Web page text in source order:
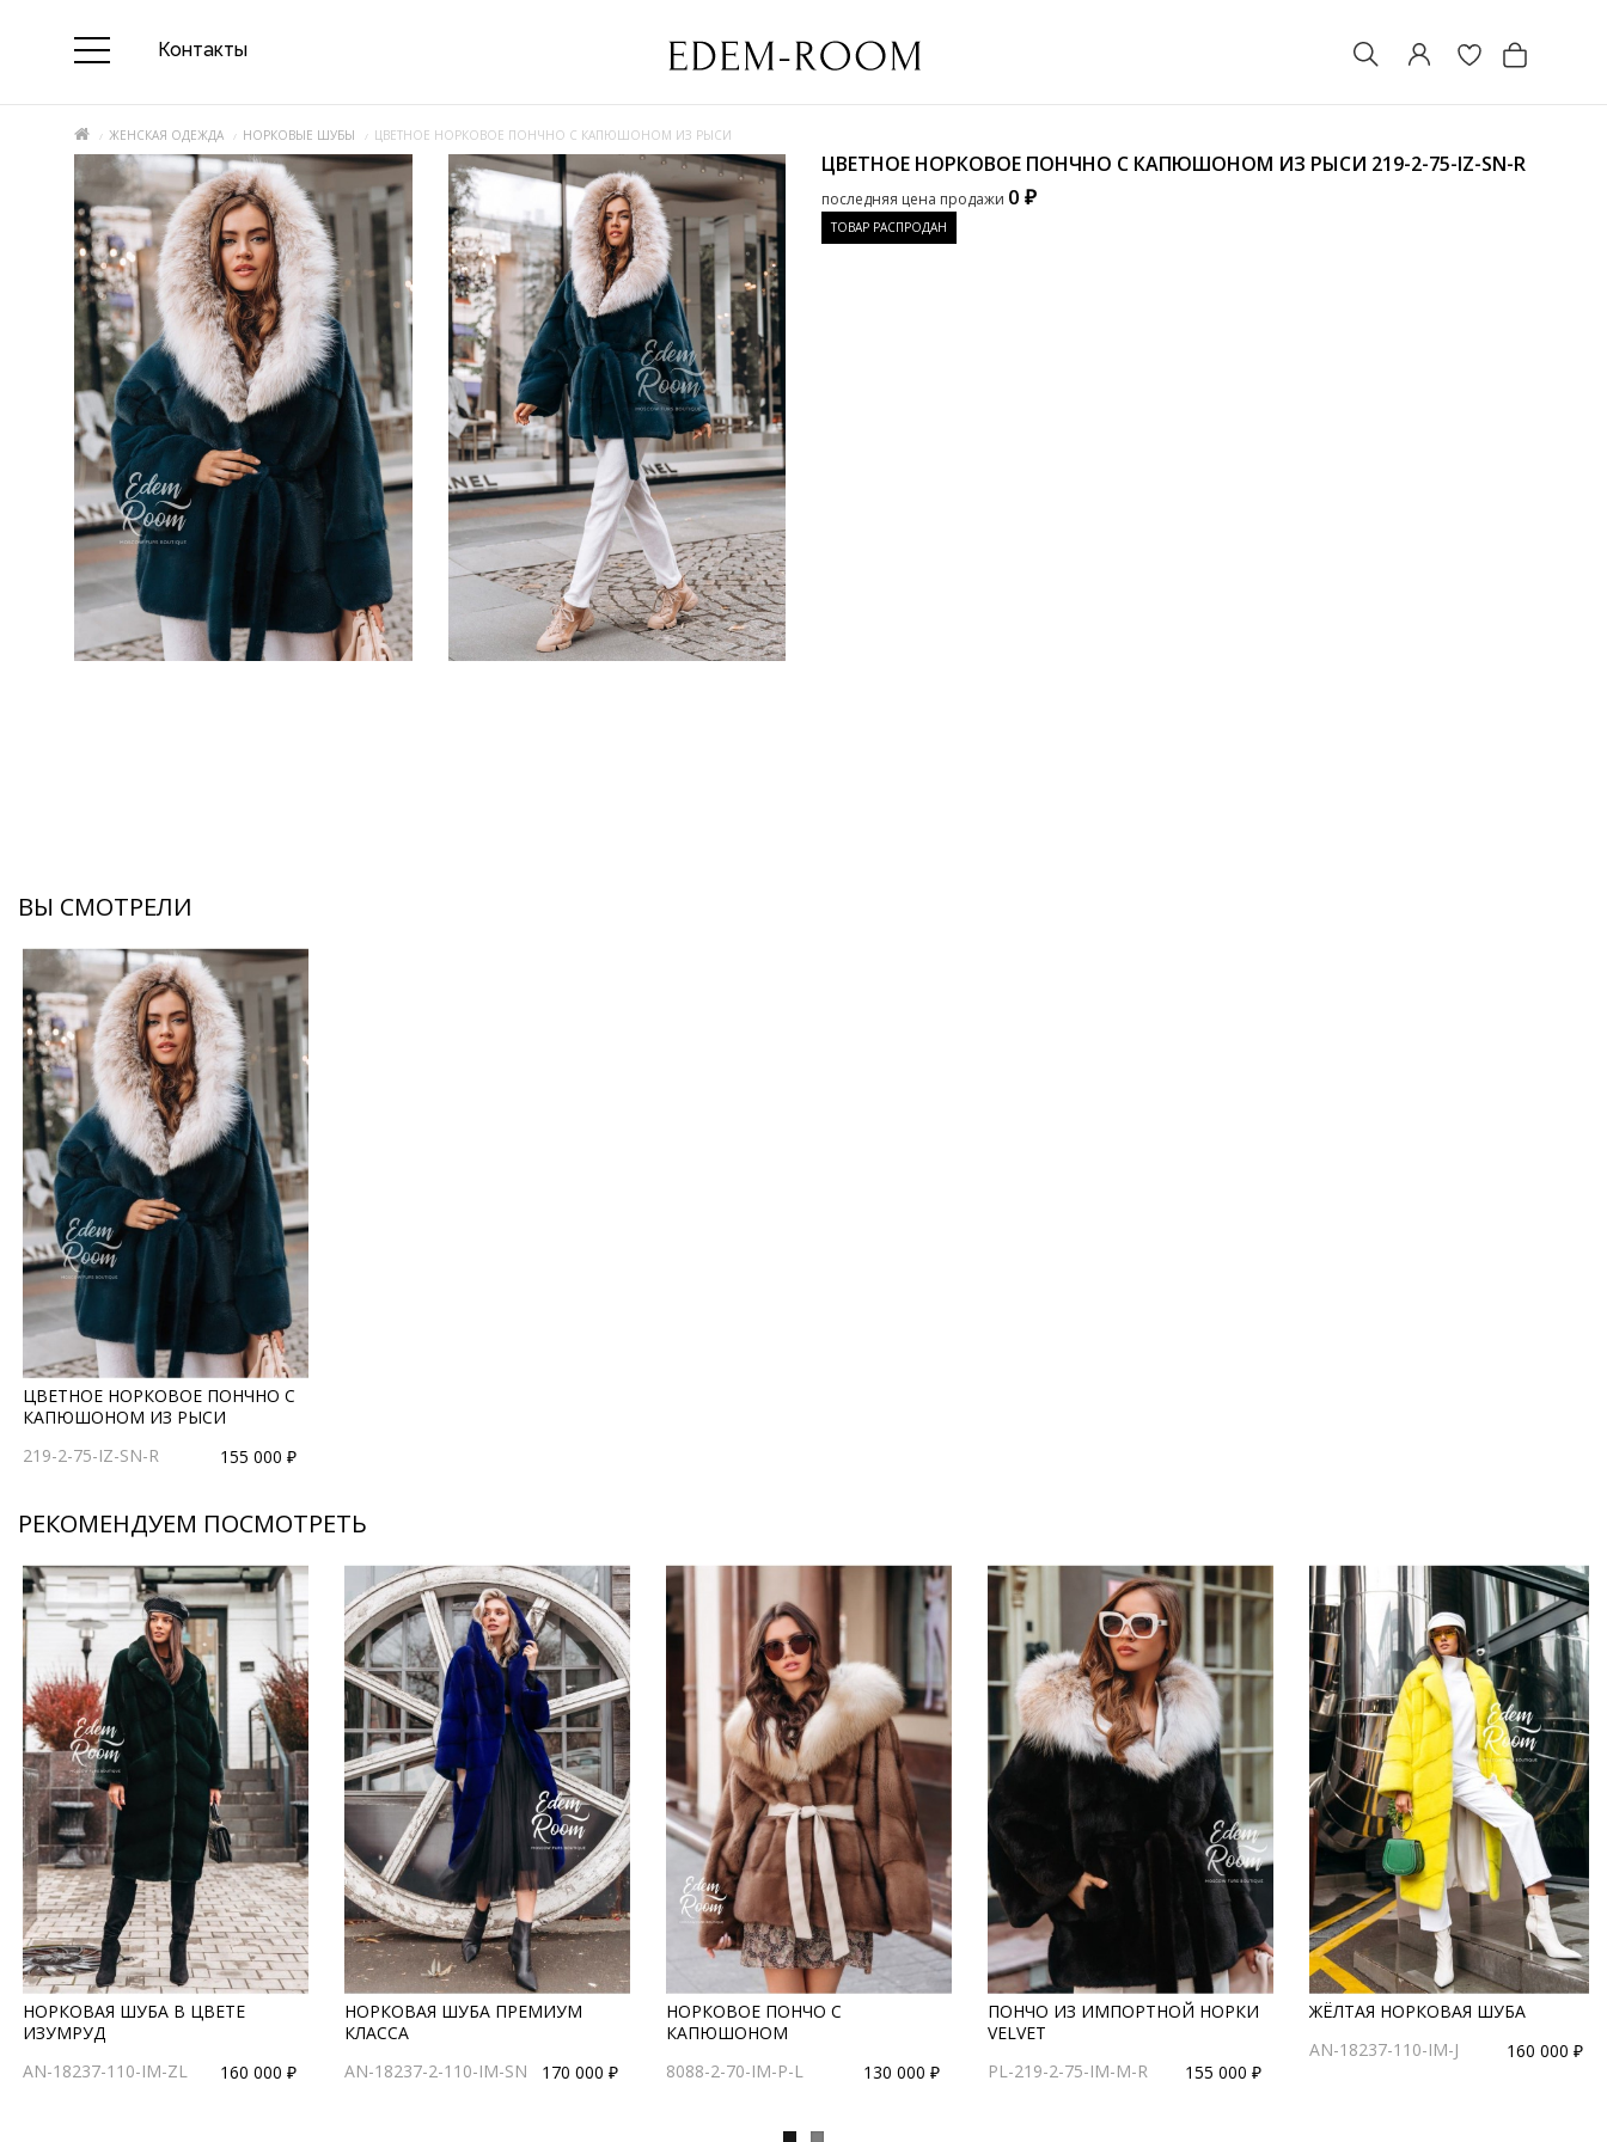
Контакты
ЖЕНСКАЯ ОДЕЖДА НОРКОВЫЕ ШУБЫ ЦВЕТНОЕ НОРКОВОЕ ПОНЧНО С КАПЮШОНОМ ИЗ РЫСИ
ЦВЕТНОЕ НОРКОВОЕ ПОНЧНО С КАПЮШОНОМ ИЗ РЫСИ 219-2-75-IZ-SN-R
последняя цена продажи 0 ₽
ТОВАР РАСПРОДАН
ВЫ СМОТРЕЛИ
ЦВЕТНОЕ НОРКОВОЕ ПОНЧНО С
КАПЮШОНОМ ИЗ РЫСИ
219-2-75-IZ-SN-R
155 000 ₽
РЕКОМЕНДУЕМ ПОСМОТРЕТЬ
НОРКОВАЯ ШУБА В ЦВЕТЕ
ИЗУМРУД
AN-18237-110-IM-ZL
160 000 ₽
НОРКОВАЯ ШУБА ПРЕМИУМ
КЛАССА
AN-18237-2-110-IM-SN
170 000 ₽
НОРКОВОЕ ПОНЧО С
КАПЮШОНОМ
8088-2-70-IM-P-L
130 000 ₽
ПОНЧО ИЗ ИМПОРТНОЙ НОРКИ
VELVET
PL-219-2-75-IM-M-R
155 000 ₽
ЖЁЛТАЯ НОРКОВАЯ ШУБА
AN-18237-110-IM-J
160 000 ₽